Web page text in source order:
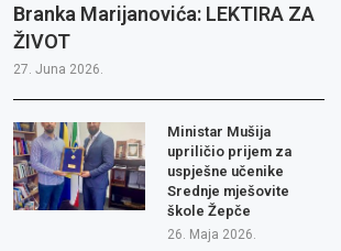
Branka Marijanovića: LEKTIRA ZA
ŽIVOT
27. Juna 2026.
Ministar Mušija
upriličio prijem za
uspješne učenike
Srednje mješovite
škole Žepče
26. Maja 2026.